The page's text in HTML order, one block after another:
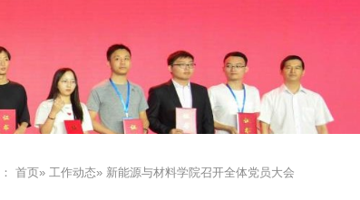
首页» 工作动态» 新能源与材料学院召开全体党员大会